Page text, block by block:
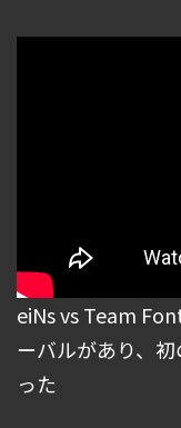
eiNs vs Team
ーバルがあり、
った